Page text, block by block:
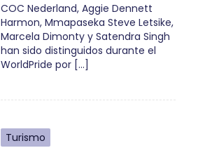
COC Nederland, Aggie Dennett
Harmon, Mmapaseka Steve Letsike,
Marcela Dimonty y Satendra Singh
han sido distinguidos durante el
WorldPride por […]
Turismo